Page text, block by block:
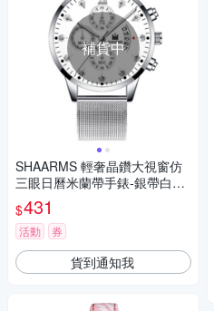
補貨中
SHAARMS 輕奢晶鑽大視窗仿
三眼日曆米蘭帶手錶-銀帶白面/
42mm
$431
活動 券
貨到通知我